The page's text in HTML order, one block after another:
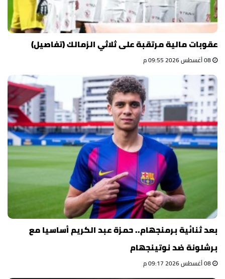
عقوبات مالية مرتقبة على ثلاثي الزمالك (تفاصيل)
بعد ثنائية برمنجهام.. حمزة عبد الكريم أساسيا مع
برشلونة ضد نوتينجهام